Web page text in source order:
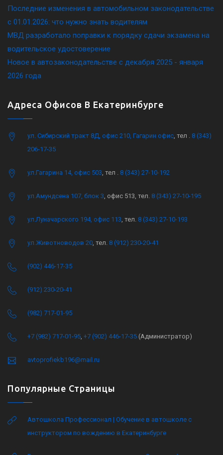
Последние изменения в автомобильном законодательстве
c 01.01.2026: что нужно знать водителям
МВД разработало поправки к порядку сдачи экзамена на
водительское удостоверение
Новое в автозаконодательстве с декабря 2025 - января
2026 года
Адреса Офисов В Екатеринбурге
ул. Сибирский тракт 8Д, офис 210, Гагарин офис , тел . 8 (343)
206-17-35
ул.Гагарина 14, офис 503 , тел . 8 (343) 27-10-192
ул.Амундсена 107, блок 3 , офис 513, тел. 8 (343) 27-10-195
ул.Луначарского 194, офис 113 , тел. 8 (343) 27-10-193
ул.Животноводов 20 , тел. 8 (912) 230-20-41
(902) 446-17-35
(912) 230-20-41
(982) 717-01-95
+7 (982) 717-01-95 +7 (902) 446-17-35 (Администратор)
avtoprofiekb196@mail.ru
Популярные Страницы
Автошкола Профессионал | Обучение в автошколе с
инструктором по вождению в Екатеринбурге